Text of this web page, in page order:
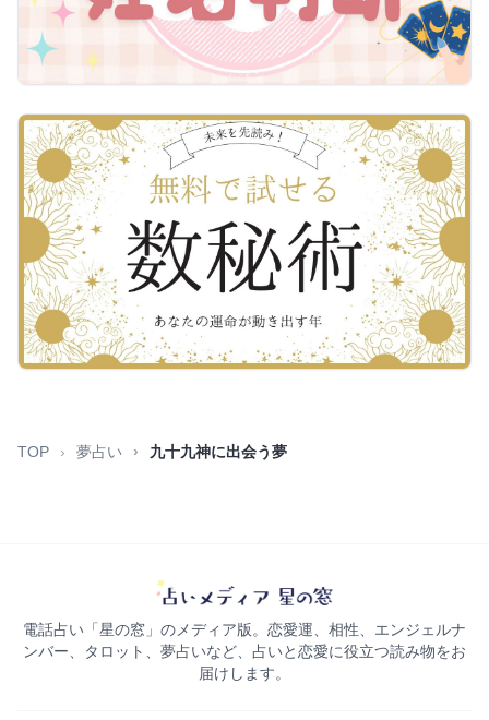
TOP 夢占い 九十九神に出会う夢
電話占い「星の窓」のメディア版。恋愛運、相性、エンジェルナ
ンバー、タロット、夢占いなど、占いと恋愛に役立つ読み物をお
届けします。